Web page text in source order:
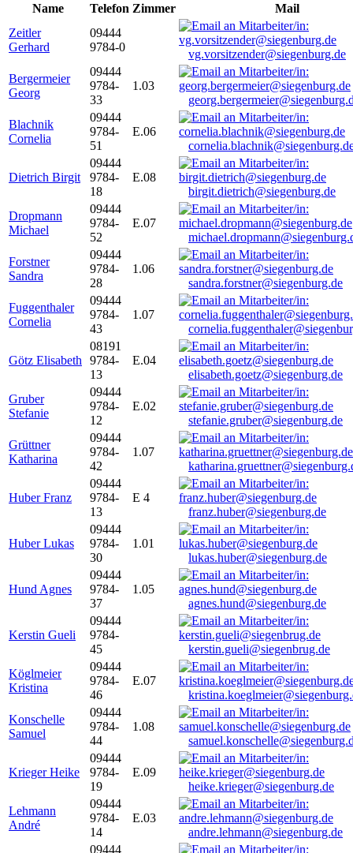
Name
Telefon Zimmer
Mail
Zeitler
Gerhard
09444
9784-0
vg.vorsitzender@siegenburg.de
Bergermeier
Georg
09444
9784-
33
1.03
Blachnik
Cornelia
09444
9784-
51
E.06
Dietrich Birgit
09444
9784-
18
E.08
birgit.dietrich@siegenburg.de
Dropmann
Michael
09444
9784-
52
E.07
Forstner
Sandra
09444
9784-
28
1.06
sandra.forstner@siegenburg.de
Fuggenthaler
Cornelia
09444
9784-
43
1.07
Götz Elisabeth
08191
9784-
13
E.04
elisabeth.goetz@siegenburg.de
Gruber
Stefanie
09444
9784-
12
E.02
stefanie.gruber@siegenburg.de
Grüttner
Katharina
09444
9784-
42
1.07
Huber Franz
09444
9784-
13
E 4
franz.huber@siegenburg.de
Huber Lukas
09444
9784-
30
1.01
lukas.huber@siegenburg.de
Hund Agnes
09444
9784-
37
1.05
agnes.hund@siegenburg.de
Kerstin Gueli
09444
9784-
45
kerstin.gueli@siegenbrug.de
Köglmeier
Kristina
09444
9784-
46
E.07
Konschelle
Samuel
09444
9784-
44
1.08
Krieger Heike
09444
9784-
19
E.09
heike.krieger@siegenburg.de
Lehmann
André
09444
9784-
14
E.03
andre.lehmann@siegenburg.de
09444